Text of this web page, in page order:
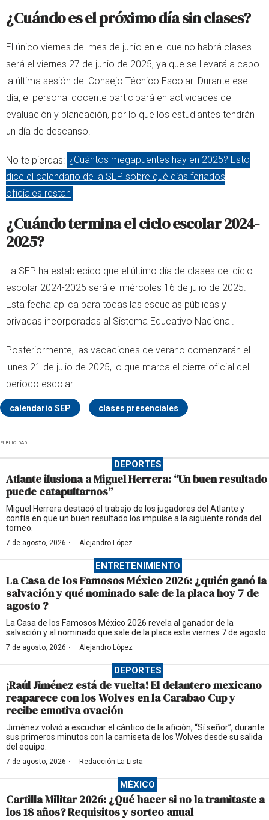
¿Cuándo es el próximo día sin clases?
El único viernes del mes de junio en el que no habrá clases
será el viernes 27 de junio de 2025, ya que se llevará a cabo
la última sesión del Consejo Técnico Escolar. Durante ese
día, el personal docente participará en actividades de
evaluación y planeación, por lo que los estudiantes tendrán
un día de descanso.
No te pierdas: ¿Cuántos megapuentes hay en 2025? Esto
dice el calendario de la SEP sobre qué días feriados
oficiales restan
¿Cuándo termina el ciclo escolar 2024-
2025?
La SEP ha establecido que el último día de clases del ciclo
escolar 2024-2025 será el miércoles 16 de julio de 2025.
Esta fecha aplica para todas las escuelas públicas y
privadas incorporadas al Sistema Educativo Nacional.
Posteriormente, las vacaciones de verano comenzarán el
lunes 21 de julio de 2025, lo que marca el cierre oficial del
periodo escolar.
calendario SEP clases presenciales
PUBLICIDAD
DEPORTES
Atlante ilusiona a Miguel Herrera: “Un buen resultado
puede catapultarnos”
Miguel Herrera destacó el trabajo de los jugadores del Atlante y
confía en que un buen resultado los impulse a la siguiente ronda del
torneo.
7 de agosto, 2026 · Alejandro López
ENTRETENIMIENTO
La Casa de los Famosos México 2026: ¿quién ganó la
salvación y qué nominado sale de la placa hoy 7 de
agosto ?
La Casa de los Famosos México 2026 revela al ganador de la
salvación y al nominado que sale de la placa este viernes 7 de agosto.
7 de agosto, 2026 · Alejandro López
DEPORTES
¡Raúl Jiménez está de vuelta! El delantero mexicano
reaparece con los Wolves en la Carabao Cup y
recibe emotiva ovación
Jiménez volvió a escuchar el cántico de la afición, “Sí señor”, durante
sus primeros minutos con la camiseta de los Wolves desde su salida
del equipo.
7 de agosto, 2026 · Redacción La-Lista
MÉXICO
Cartilla Militar 2026: ¿Qué hacer si no la tramitaste a
los 18 años? Requisitos y sorteo anual